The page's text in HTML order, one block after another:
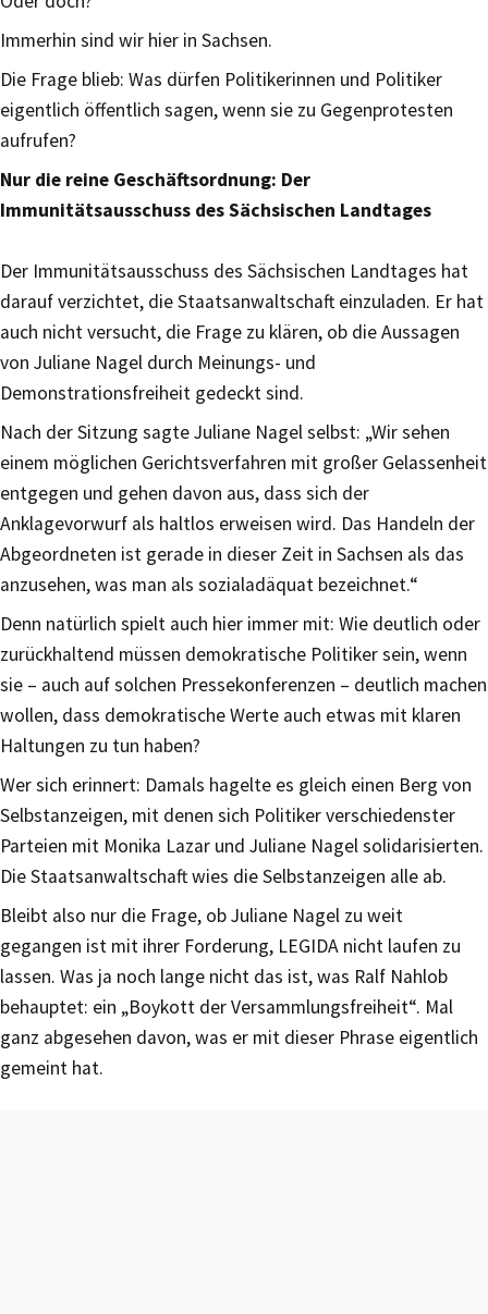
Immerhin sind wir hier in Sachsen.
Die Frage blieb: Was dürfen Politikerinnen und Politiker
eigentlich öffentlich sagen, wenn sie zu Gegenprotesten
aufrufen?
Nur die reine Geschäftsordnung: Der
Immunitätsausschuss des Sächsischen Landtages
Der Immunitätsausschuss des Sächsischen Landtages hat
darauf verzichtet, die Staatsanwaltschaft einzuladen. Er hat
auch nicht versucht, die Frage zu klären, ob die Aussagen
von Juliane Nagel durch Meinungs- und
Demonstrationsfreiheit gedeckt sind.
Nach der Sitzung sagte Juliane Nagel selbst: „Wir sehen
einem möglichen Gerichtsverfahren mit großer Gelassenheit
entgegen und gehen davon aus, dass sich der
Anklagevorwurf als haltlos erweisen wird. Das Handeln der
Abgeordneten ist gerade in dieser Zeit in Sachsen als das
anzusehen, was man als sozialadäquat bezeichnet.“
Denn natürlich spielt auch hier immer mit: Wie deutlich oder
zurückhaltend müssen demokratische Politiker sein, wenn
sie – auch auf solchen Pressekonferenzen – deutlich machen
wollen, dass demokratische Werte auch etwas mit klaren
Haltungen zu tun haben?
Wer sich erinnert: Damals hagelte es gleich einen Berg von
Selbstanzeigen, mit denen sich Politiker verschiedenster
Parteien mit Monika Lazar und Juliane Nagel solidarisierten.
Die Staatsanwaltschaft wies die Selbstanzeigen alle ab.
Bleibt also nur die Frage, ob Juliane Nagel zu weit
gegangen ist mit ihrer Forderung, LEGIDA nicht laufen zu
lassen. Was ja noch lange nicht das ist, was Ralf Nahlob
behauptet: ein „Boykott der Versammlungsfreiheit“. Mal
ganz abgesehen davon, was er mit dieser Phrase eigentlich
gemeint hat.